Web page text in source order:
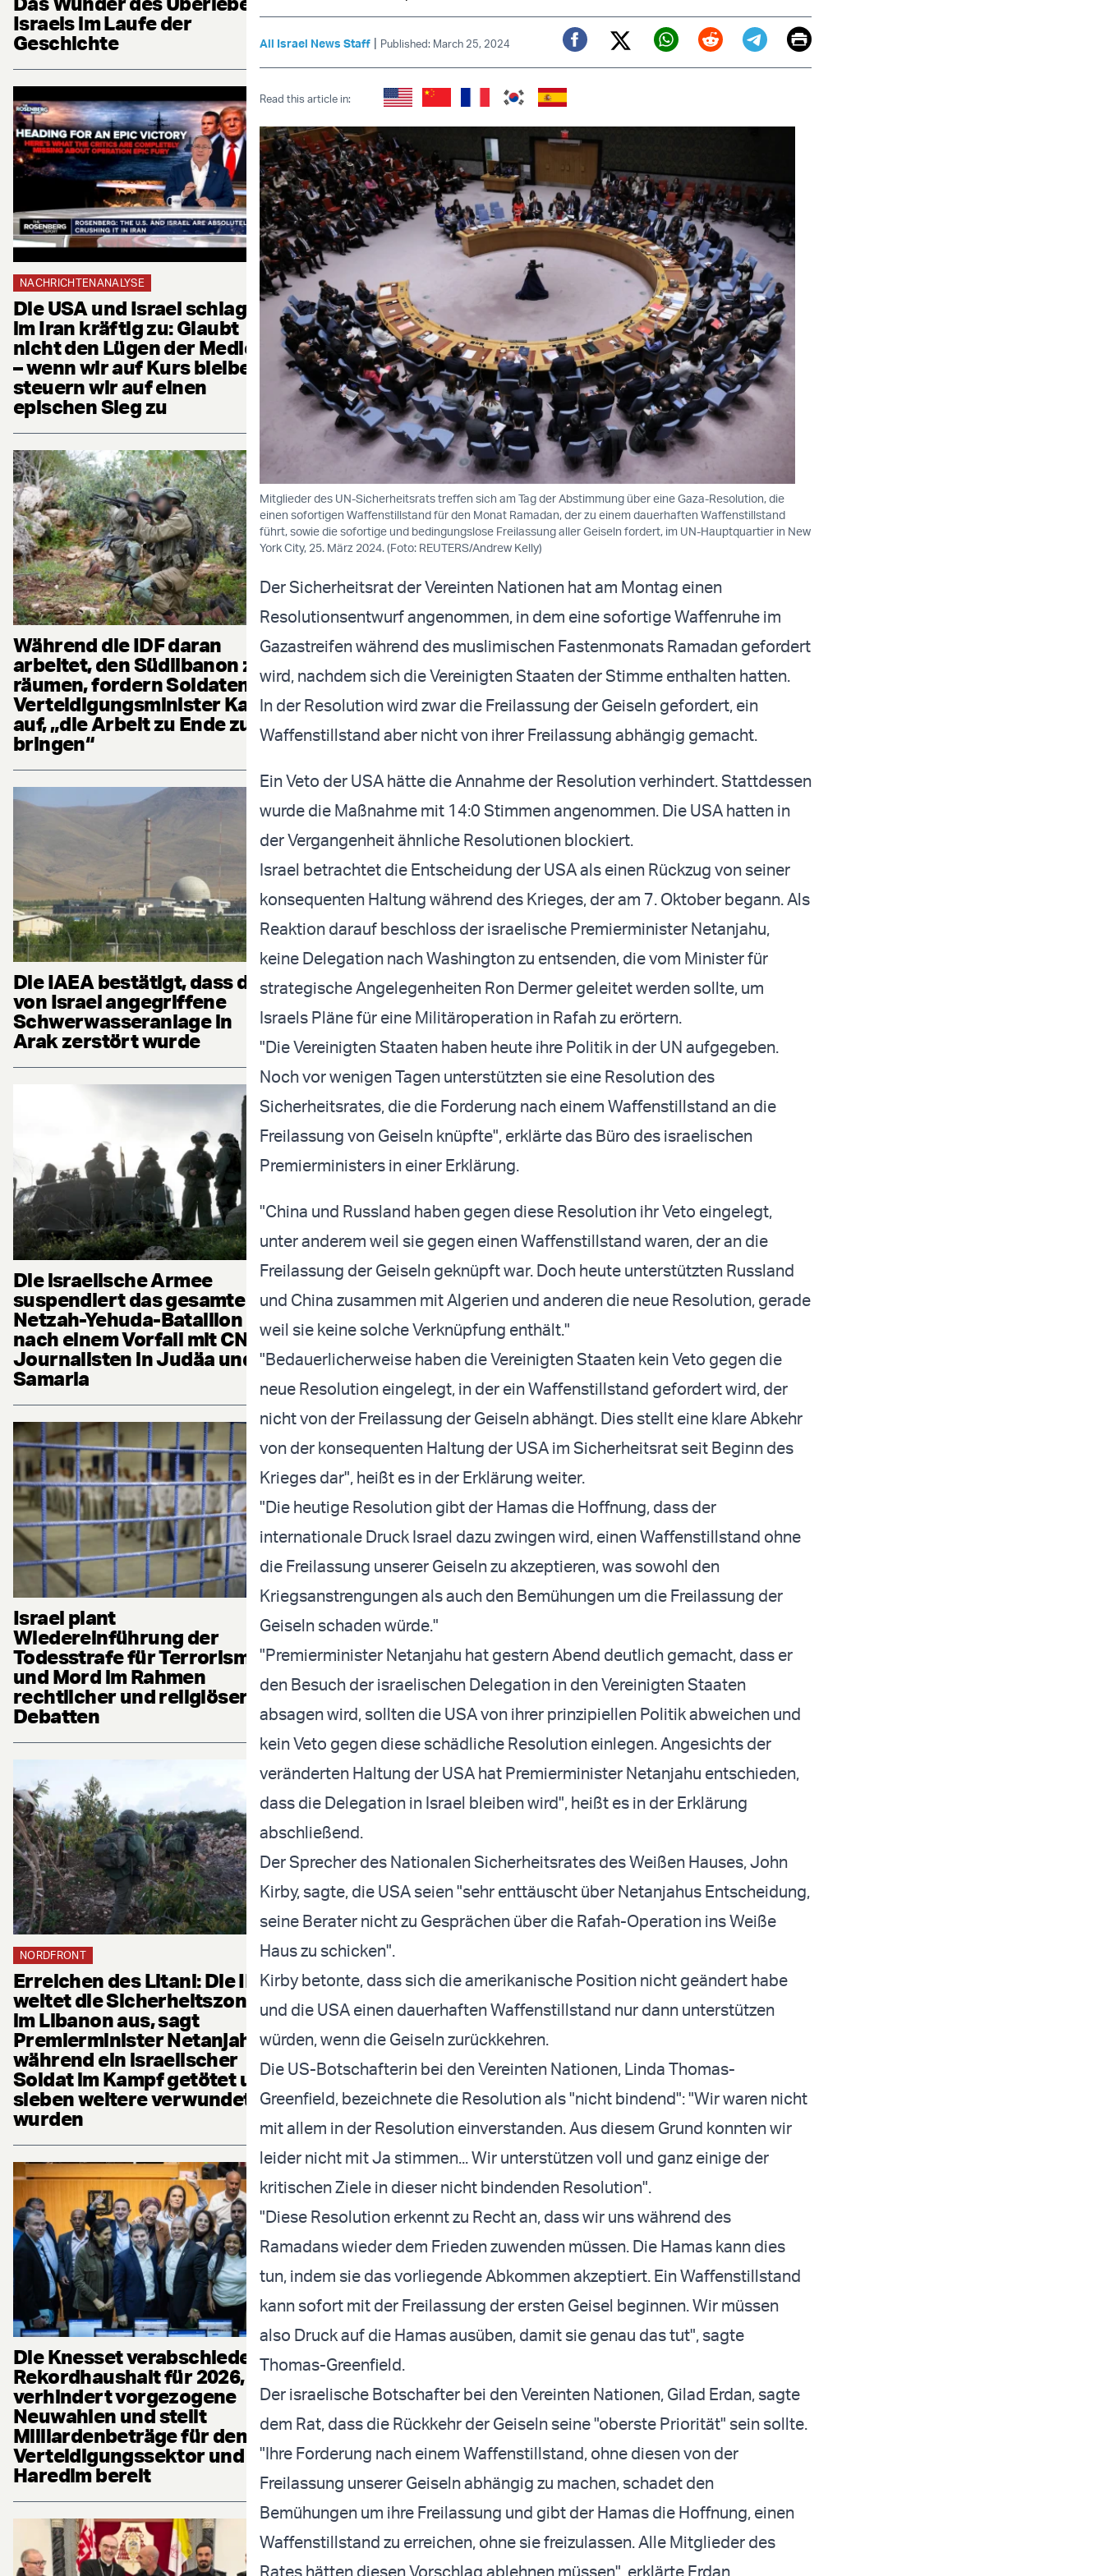
Israels im Laufe der
Geschichte
NACHRICHTENANALYSE
Die USA und Israel schlagen
im Iran kräftig zu: Glaubt
nicht den Lügen der Medien
– wenn wir auf Kurs bleiben,
steuern wir auf einen
epischen Sieg zu
Während die IDF daran
arbeitet, den Südlibanon zu
räumen, fordern Soldaten
Verteidigungsminister Katz
auf, „die Arbeit zu Ende zu
bringen“
Die IAEA bestätigt, dass die
von Israel angegriffene
Schwerwasseranlage in
Arak zerstört wurde
Die israelische Armee
suspendiert das gesamte
Netzah-Yehuda-Bataillon
nach einem Vorfall mit CNN-
Journalisten in Judäa und
Samaria
Israel plant
Wiedereinführung der
Todesstrafe für Terrorismus
und Mord im Rahmen
rechtlicher und religiöser
Debatten
NORDFRONT
Erreichen des Litani: Die IDF
weitet die Sicherheitszone
im Libanon aus, sagt
Premierminister Netanjahu,
während ein israelischer
Soldat im Kampf getötet und
sieben weitere verwundet
wurden
Die Knesset verabschiedet
Rekordhaushalt für 2026,
verhindert vorgezogene
Neuwahlen und stellt
Milliardenbeträge für den
Verteidigungssektor und die
Haredim bereit
All Israel News Staff | Published: March 25, 2024
Facebook
Twitter (X)
Whatsapp
RedditTelegram
EmailPrint
Read this article in:
Mitglieder des UN-Sicherheitsrats treffen sich am Tag der Abstimmung über eine Gaza-Resolution, die
einen sofortigen Waffenstillstand für den Monat Ramadan, der zu einem dauerhaften Waffenstillstand
führt, sowie die sofortige und bedingungslose Freilassung aller Geiseln fordert, im UN-Hauptquartier in New
York City, 25. März 2024. (Foto: REUTERS/Andrew Kelly)
Der Sicherheitsrat der Vereinten Nationen hat am Montag einen
Resolutionsentwurf angenommen, in dem eine sofortige Waffenruhe im
Gazastreifen während des muslimischen Fastenmonats Ramadan gefordert
wird, nachdem sich die Vereinigten Staaten der Stimme enthalten hatten.
In der Resolution wird zwar die Freilassung der Geiseln gefordert, ein
Waffenstillstand aber nicht von ihrer Freilassung abhängig gemacht.
Ein Veto der USA hätte die Annahme der Resolution verhindert. Stattdessen
wurde die Maßnahme mit 14:0 Stimmen angenommen. Die USA hatten in
der Vergangenheit ähnliche Resolutionen blockiert.
Israel betrachtet die Entscheidung der USA als einen Rückzug von seiner
konsequenten Haltung während des Krieges, der am 7. Oktober begann. Als
Reaktion darauf beschloss der israelische Premierminister Netanjahu,
keine Delegation nach Washington zu entsenden, die vom Minister für
strategische Angelegenheiten Ron Dermer geleitet werden sollte, um
Israels Pläne für eine Militäroperation in Rafah zu erörtern.
"Die Vereinigten Staaten haben heute ihre Politik in der UN aufgegeben.
Noch vor wenigen Tagen unterstützten sie eine Resolution des
Sicherheitsrates, die die Forderung nach einem Waffenstillstand an die
Freilassung von Geiseln knüpfte", erklärte das Büro des israelischen
Premierministers in einer Erklärung.
"China und Russland haben gegen diese Resolution ihr Veto eingelegt,
unter anderem weil sie gegen einen Waffenstillstand waren, der an die
Freilassung der Geiseln geknüpft war. Doch heute unterstützten Russland
und China zusammen mit Algerien und anderen die neue Resolution, gerade
weil sie keine solche Verknüpfung enthält."
"Bedauerlicherweise haben die Vereinigten Staaten kein Veto gegen die
neue Resolution eingelegt, in der ein Waffenstillstand gefordert wird, der
nicht von der Freilassung der Geiseln abhängt. Dies stellt eine klare Abkehr
von der konsequenten Haltung der USA im Sicherheitsrat seit Beginn des
Krieges dar", heißt es in der Erklärung weiter.
"Die heutige Resolution gibt der Hamas die Hoffnung, dass der
internationale Druck Israel dazu zwingen wird, einen Waffenstillstand ohne
die Freilassung unserer Geiseln zu akzeptieren, was sowohl den
Kriegsanstrengungen als auch den Bemühungen um die Freilassung der
Geiseln schaden würde."
"Premierminister Netanjahu hat gestern Abend deutlich gemacht, dass er
den Besuch der israelischen Delegation in den Vereinigten Staaten
absagen wird, sollten die USA von ihrer prinzipiellen Politik abweichen und
kein Veto gegen diese schädliche Resolution einlegen. Angesichts der
veränderten Haltung der USA hat Premierminister Netanjahu entschieden,
dass die Delegation in Israel bleiben wird", heißt es in der Erklärung
abschließend.
Der Sprecher des Nationalen Sicherheitsrates des Weißen Hauses, John
Kirby, sagte, die USA seien "sehr enttäuscht über Netanjahus Entscheidung,
seine Berater nicht zu Gesprächen über die Rafah-Operation ins Weiße
Haus zu schicken".
Kirby betonte, dass sich die amerikanische Position nicht geändert habe
und die USA einen dauerhaften Waffenstillstand nur dann unterstützen
würden, wenn die Geiseln zurückkehren.
Die US-Botschafterin bei den Vereinten Nationen, Linda Thomas-
Greenfield, bezeichnete die Resolution als "nicht bindend": "Wir waren nicht
mit allem in der Resolution einverstanden. Aus diesem Grund konnten wir
leider nicht mit Ja stimmen... Wir unterstützen voll und ganz einige der
kritischen Ziele in dieser nicht bindenden Resolution".
"Diese Resolution erkennt zu Recht an, dass wir uns während des
Ramadans wieder dem Frieden zuwenden müssen. Die Hamas kann dies
tun, indem sie das vorliegende Abkommen akzeptiert. Ein Waffenstillstand
kann sofort mit der Freilassung der ersten Geisel beginnen. Wir müssen
also Druck auf die Hamas ausüben, damit sie genau das tut", sagte
Thomas-Greenfield.
Der israelische Botschafter bei den Vereinten Nationen, Gilad Erdan, sagte
dem Rat, dass die Rückkehr der Geiseln seine "oberste Priorität" sein sollte.
"Ihre Forderung nach einem Waffenstillstand, ohne diesen von der
Freilassung unserer Geiseln abhängig zu machen, schadet den
Bemühungen um ihre Freilassung und gibt der Hamas die Hoffnung, einen
Waffenstillstand zu erreichen, ohne sie freizulassen. Alle Mitglieder des
Rates hätten diesen Vorschlag ablehnen müssen", erklärte Erdan.